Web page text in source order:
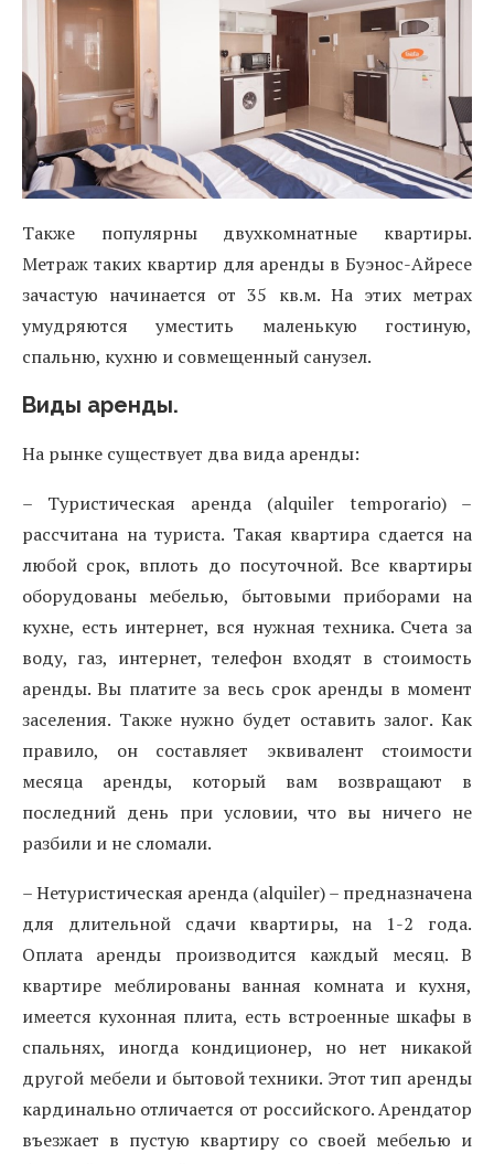
Также популярны двухкомнатные квартиры.
Метраж таких квартир для аренды в Буэнос-Айресе
зачастую начинается от 35 кв.м. На этих метрах
умудряются уместить маленькую гостиную,
спальню, кухню и совмещенный санузел.
Виды аренды.
На рынке существует два вида аренды:
– Туристическая аренда (alquiler temporario) –
рассчитана на туриста. Такая квартира сдается на
любой срок, вплоть до посуточной. Все квартиры
оборудованы мебелью, бытовыми приборами на
кухне, есть интернет, вся нужная техника. Счета за
воду, газ, интернет, телефон входят в стоимость
аренды. Вы платите за весь срок аренды в момент
заселения. Также нужно будет оставить залог. Как
правило, он составляет эквивалент стоимости
месяца аренды, который вам возвращают в
последний день при условии, что вы ничего не
разбили и не сломали.
– Нетуристическая аренда (alquiler) – предназначена
для длительной сдачи квартиры, на 1-2 года.
Оплата аренды производится каждый месяц. В
квартире меблированы ванная комната и кухня,
имеется кухонная плита, есть встроенные шкафы в
спальнях, иногда кондиционер, но нет никакой
другой мебели и бытовой техники. Этот тип аренды
кардинально отличается от российского. Арендатор
въезжает в пустую квартиру со своей мебелью и